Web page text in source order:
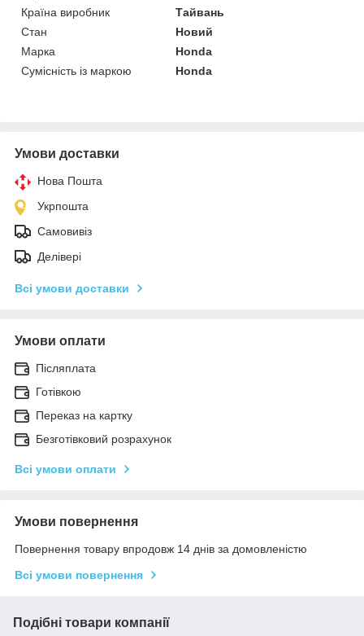
Країна виробник
Тайвань
Стан
Новий
Марка
Honda
Сумісність із маркою
Honda
Умови доставки
Нова Пошта
Укрпошта
Самовивіз
Делівері
Всі умови доставки
Умови оплати
Післяплата
Готівкою
Переказ на картку
Безготівковий розрахунок
Всі умови оплати
Умови повернення
Повернення товару впродовж 14 днів за домовленістю
Всі умови повернення
Подібні товари компанії